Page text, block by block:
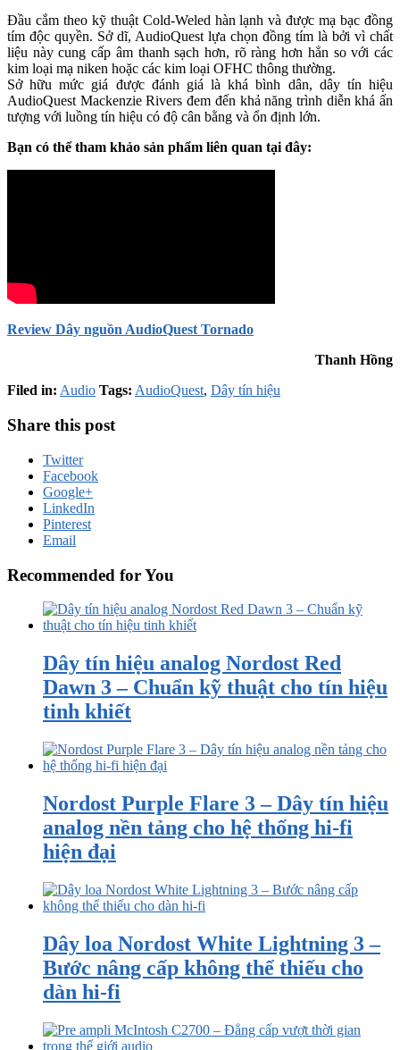
Đầu cắm theo kỹ thuật Cold-Weled hàn lạnh và được mạ bạc đồng
tím độc quyền. Sở dĩ, AudioQuest lựa chọn đồng tím là bởi vì chất
liệu này cung cấp âm thanh sạch hơn, rõ ràng hơn hẳn so với các
kim loại mạ niken hoặc các kim loại OFHC thông thường.
Sở hữu mức giá được đánh giá là khá bình dân, dây tín hiệu
AudioQuest Mackenzie Rivers đem đến khả năng trình diễn khá ấn
tượng với luồng tín hiệu có độ cân bằng và ổn định lớn.
Bạn có thể tham khảo sản phẩm liên quan tại đây:
Review Dây nguồn AudioQuest Tornado
Thanh Hồng
Filed in: Audio Tags: AudioQuest, Dây tín hiệu
Share this post
Twitter
Facebook
Google+
LinkedIn
Pinterest
Email
Recommended for You
Dây tín hiệu analog Nordost Red
Dawn 3 – Chuẩn kỹ thuật cho tín hiệu
tinh khiết
Nordost Purple Flare 3 – Dây tín hiệu
analog nền tảng cho hệ thống hi-fi
hiện đại
Dây loa Nordost White Lightning 3 –
Bước nâng cấp không thể thiếu cho
dàn hi-fi